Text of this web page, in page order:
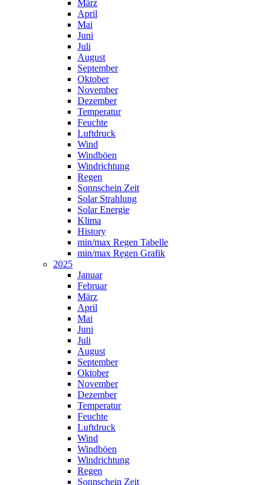
März
April
Mai
Juni
Juli
August
September
Oktober
November
Dezember
Temperatur
Feuchte
Luftdruck
Wind
Windböen
Windrichtung
Regen
Sonnschein Zeit
Solar Strahlung
Solar Energie
Klima
History
min/max Regen Tabelle
min/max Regen Grafik
2025
Januar
Februar
März
April
Mai
Juni
Juli
August
September
Oktober
November
Dezember
Temperatur
Feuchte
Luftdruck
Wind
Windböen
Windrichtung
Regen
Sonnschein Zeit